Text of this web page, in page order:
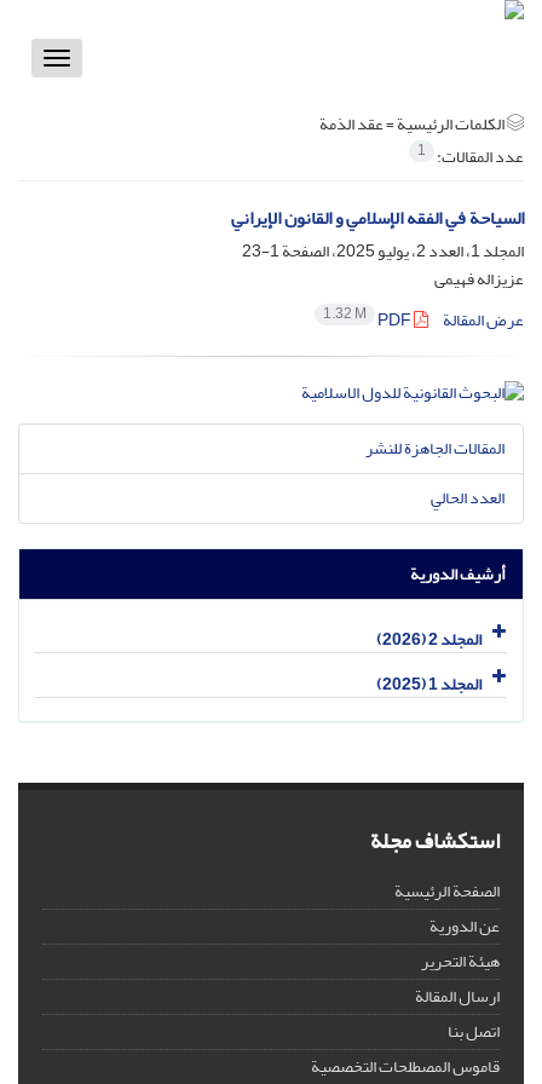
Toggle
الكلمات الرئيسية =عقد الذمة
عدد المقالات: 1
السياحة في الفقه الإسلامي و القانون الإيراني
المجلد 1، العدد 2، يوليو 2025، الصفحة
1-23
عزیزاله فهیمی
عرض المقالة
1.32 M
المقالات الجاهزة للنشر
العدد الحالي
أرشيف الدورية
المجلد 2 (2026)
المجلد 1 (2025)
استكشاف مجلة
الصفحة الرئيسية
عن الدورية
هيئة التحرير
ارسال المقالة
اتصل بنا
قاموس المصطلحات التخصصية